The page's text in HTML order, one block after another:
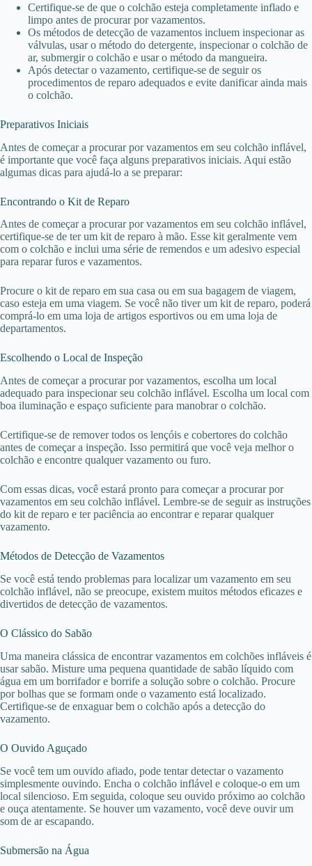
Certifique-se de que o colchão esteja completamente inflado e
limpo antes de procurar por vazamentos.
Os métodos de detecção de vazamentos incluem inspecionar as
válvulas, usar o método do detergente, inspecionar o colchão de
ar, submergir o colchão e usar o método da mangueira.
Após detectar o vazamento, certifique-se de seguir os
procedimentos de reparo adequados e evite danificar ainda mais
o colchão.
Preparativos Iniciais
Antes de começar a procurar por vazamentos em seu colchão inflável,
é importante que você faça alguns preparativos iniciais. Aqui estão
algumas dicas para ajudá-lo a se preparar:
Encontrando o Kit de Reparo
Antes de começar a procurar por vazamentos em seu colchão inflável,
certifique-se de ter um kit de reparo à mão. Esse kit geralmente vem
com o colchão e inclui uma série de remendos e um adesivo especial
para reparar furos e vazamentos.
Procure o kit de reparo em sua casa ou em sua bagagem de viagem,
caso esteja em uma viagem. Se você não tiver um kit de reparo, poderá
comprá-lo em uma loja de artigos esportivos ou em uma loja de
departamentos.
Escolhendo o Local de Inspeção
Antes de começar a procurar por vazamentos, escolha um local
adequado para inspecionar seu colchão inflável. Escolha um local com
boa iluminação e espaço suficiente para manobrar o colchão.
Certifique-se de remover todos os lençóis e cobertores do colchão
antes de começar a inspeção. Isso permitirá que você veja melhor o
colchão e encontre qualquer vazamento ou furo.
Com essas dicas, você estará pronto para começar a procurar por
vazamentos em seu colchão inflável. Lembre-se de seguir as instruções
do kit de reparo e ter paciência ao encontrar e reparar qualquer
vazamento.
Métodos de Detecção de Vazamentos
Se você está tendo problemas para localizar um vazamento em seu
colchão inflável, não se preocupe, existem muitos métodos eficazes e
divertidos de detecção de vazamentos.
O Clássico do Sabão
Uma maneira clássica de encontrar vazamentos em colchões infláveis é
usar sabão. Misture uma pequena quantidade de sabão líquido com
água em um borrifador e borrife a solução sobre o colchão. Procure
por bolhas que se formam onde o vazamento está localizado.
Certifique-se de enxaguar bem o colchão após a detecção do
vazamento.
O Ouvido Aguçado
Se você tem um ouvido afiado, pode tentar detectar o vazamento
simplesmente ouvindo. Encha o colchão inflável e coloque-o em um
local silencioso. Em seguida, coloque seu ouvido próximo ao colchão
e ouça atentamente. Se houver um vazamento, você deve ouvir um
som de ar escapando.
Submersão na Água